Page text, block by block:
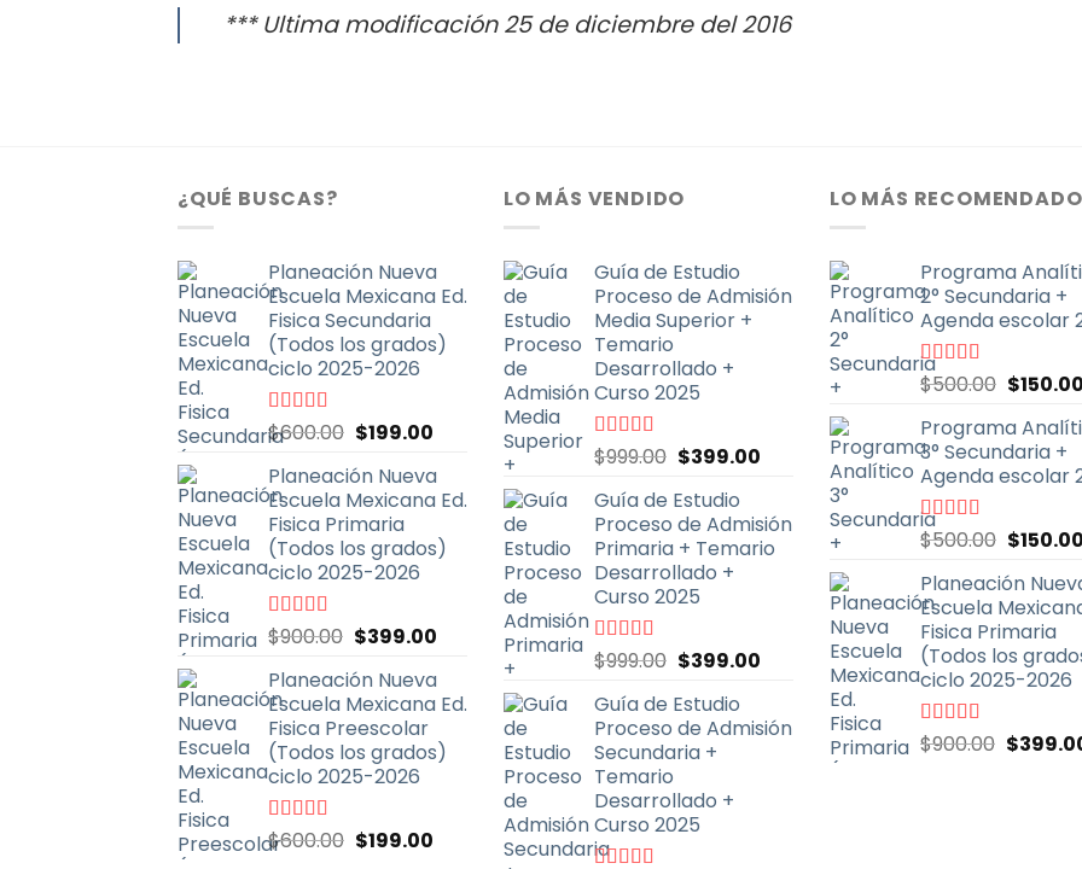
*** Ultima modificación 25 de diciembre del 2016
¿QUÉ BUSCAS?
Planeación Nueva
Escuela Mexicana Ed.
Fisica Secundaria
(Todos los grados)
ciclo 2025-2026
Valorado
con
5
$600.00 El
original
era:
$600.00.
$199.00El
actual
es:
$199.00.
Planeación Nueva
Escuela Mexicana Ed.
Fisica Primaria
(Todos los grados)
ciclo 2025-2026
Valorado
5
$900.00 El
original
era:
$900.00.
$399.00El
actual
es:
$399.00.
Planeación Nueva
Escuela Mexicana Ed.
Fisica Preescolar
(Todos los grados)
ciclo 2025-2026
Valorado
con
$600.00 El
$199.00El
LO MÁS VENDIDO
Guía de Estudio
Proceso de Admisión
Media Superior +
Temario
Desarrollado +
Curso 2025
Valorado
5
$999.00 El
original
era:
$999.00.
$399.00El
es:
$399.00.
Guía de Estudio
Proceso de Admisión
Primaria + Temario
Desarrollado +
Curso 2025
Valorado
5
$999.00 El
original
era:
$999.00.
$399.00El
es:
$399.00.
Guía de Estudio
Proceso de Admisión
Secundaria +
Temario
Desarrollado +
Curso 2025
LO MÁS RECOMENDADO
Programa
2° Secundaria +
Agenda escolar
Valorado
5
$500.00 El
original
era:
$150.00
Programa
3° Secundaria +
Agenda escolar
Valorado
5
$500.00 El
original
era:
$500.00.
$150.00
Planeación
Escuela
Fisica Primaria
(Todos los
ciclo 2025-2026
Valorado
$900.00 El
$